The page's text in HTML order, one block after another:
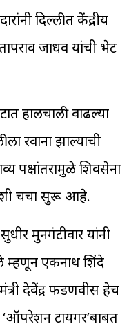
दिल्लीत केंद्रीय
जाधव यांची भेट
हालचाली वाढल्या
रवाना झाल्याची
पक्षांतरामुळे शिवसेना
चर्चा सुरू आहे.
मुनगंटीवार यांनी
म्हणून एकनाथ शिंदे
देवेंद्र फडणवीस हेच
टायगर’बाबत